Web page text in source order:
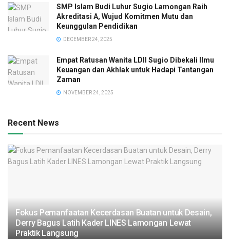
SMP Islam Budi Luhur Sugio Lamongan Raih
Akreditasi A, Wujud Komitmen Mutu dan
Keunggulan Pendidikan
DECEMBER 24, 2025
Empat Ratusan Wanita LDII Sugio Dibekali Ilmu
Keuangan dan Akhlak untuk Hadapi Tantangan
Zaman
NOVEMBER 24, 2025
Recent News
Fokus Pemanfaatan Kecerdasan Buatan untuk Desain,
Derry Bagus Latih Kader LINES Lamongan Lewat
Praktik Langsung